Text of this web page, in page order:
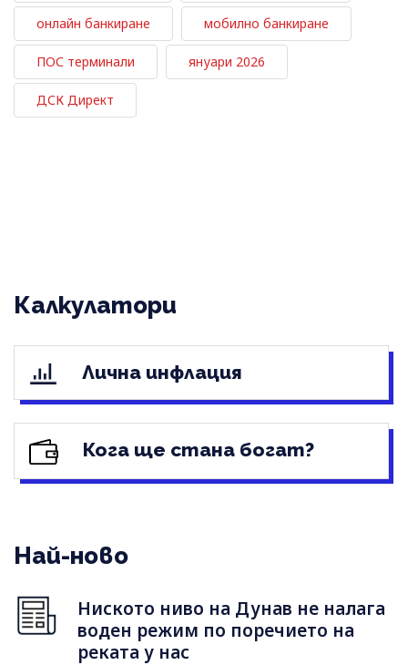
онлайн банкиране мобилно банкиране
ПОС терминали януари 2026
ДСК Директ
Калкулатори
Лична инфлация
Кога ще стана богат?
Най-ново
Ниското ниво на Дунав не налага
воден режим по поречието на
реката у нас